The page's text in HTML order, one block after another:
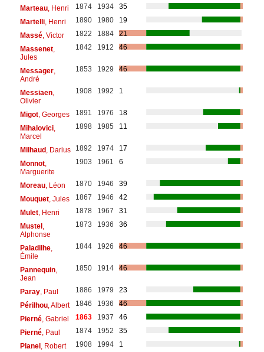
Marteau, Henri 1874 1934
35
Martelli, Henri 1890 1980
19
Massé, Victor 1822 1884
21
Massenet,
Jules
1842 1912 46
Messager,
André
1853 1929 46
Messiaen,
Olivier
1908 1992 1
Migot, Georges 1891 1976
18
Mihalovici,
Marcel
1898 1985 11
Milhaud , Darius 1892 1974
17
Monnot,
Marguerite
1903 1961 6
Moreau, Léon 1870 1946
39
Mouquet, Jules 1867 1946
42
Mulet, Henri 1878 1967
31
Mustel ,
Alphonse
1873 1936 36
Paladilhe,
Émile
1844 1926 46
Pannequin,
Jean
1850 1914 46
Paray, Paul 1886 1979
23
Périlhou, Albert 1846 1936
46
Pierné, Gabriel 1863 1937
46
Pierné, Paul 1874 1952
35
Planel , Robert 1908 1994
1